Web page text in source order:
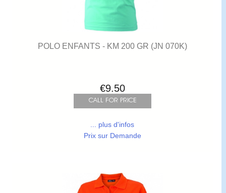
POLO ENFANTS - KM 200 GR (JN 070K)
€9.50
... plus d'infos
Prix sur Demande